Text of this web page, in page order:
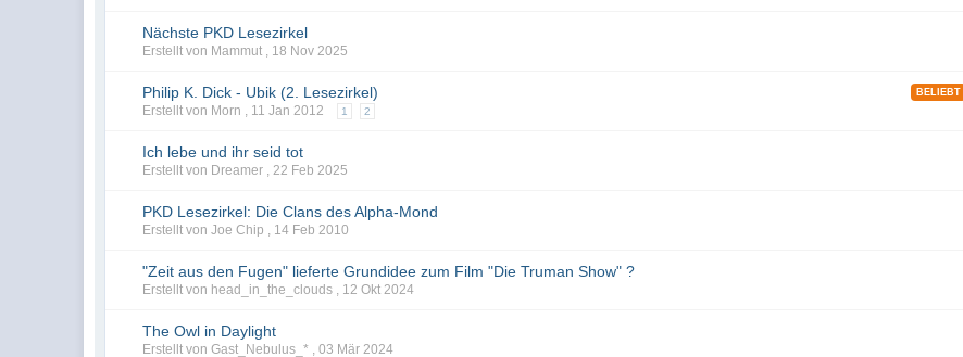
Nächste PKD Lesezirkel
Erstellt von Mammut , 18 Nov 2025
Philip K. Dick - Ubik (2. Lesezirkel)
Erstellt von Morn , 11 Jan 2012 1 2
BELIEBT
Ich lebe und ihr seid tot
Erstellt von Dreamer ,22 Feb 2025
PKD Lesezirkel: Die Clans des Alpha-Mond
Erstellt von Joe Chip , 14 Feb 2010
"Zeit aus den Fugen" lieferte Grundidee zum Film "Die Truman Show" ?
Erstellt von head_in_the_clouds , 12 Okt 2024
The Owl in Daylight
Erstellt von Gast_Nebulus_* ,03 Mär 2024